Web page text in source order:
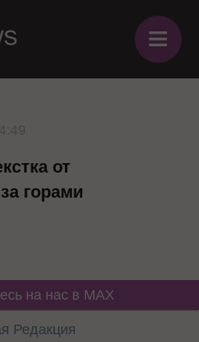
≡
от
горами
на нас в MAX
Редакция